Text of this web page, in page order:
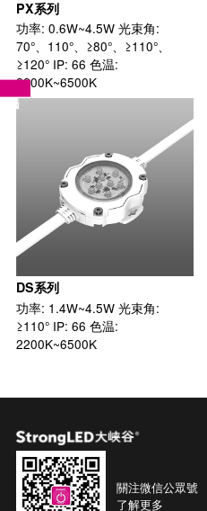
PX系列
功率: 0.6W~4.5W 光束角:
70°、110°、≥80°、≥110°、
≥120° IP: 66 色温:
2200K~6500K
DS系列
功率: 1.4W~4.5W 光束角:
≥110° IP: 66 色温:
2200K~6500K
關注微信公眾號
了解更多